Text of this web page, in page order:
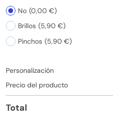
No (0,00 €)
Brillos (5,90 €)
Pinchos (5,90 €)
Personalización
Precio del producto
Total